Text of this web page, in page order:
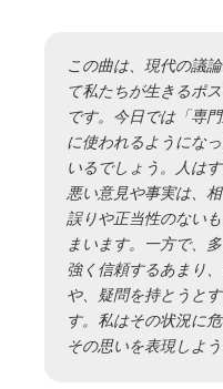
この曲は、現代の議
て私たちが生きるポ
です。今日では「専
に使われるようにな
いるでしょう。人は
悪い意見や事実は、
誤りや正当性のない
まいます。一方で、
強く信頼するあまり
や、疑問を持とうと
す。私はその状況に
その思いを表現しよ